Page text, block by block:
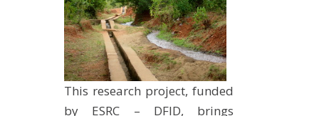
This research project, funded
by ESRC – DFID, brings